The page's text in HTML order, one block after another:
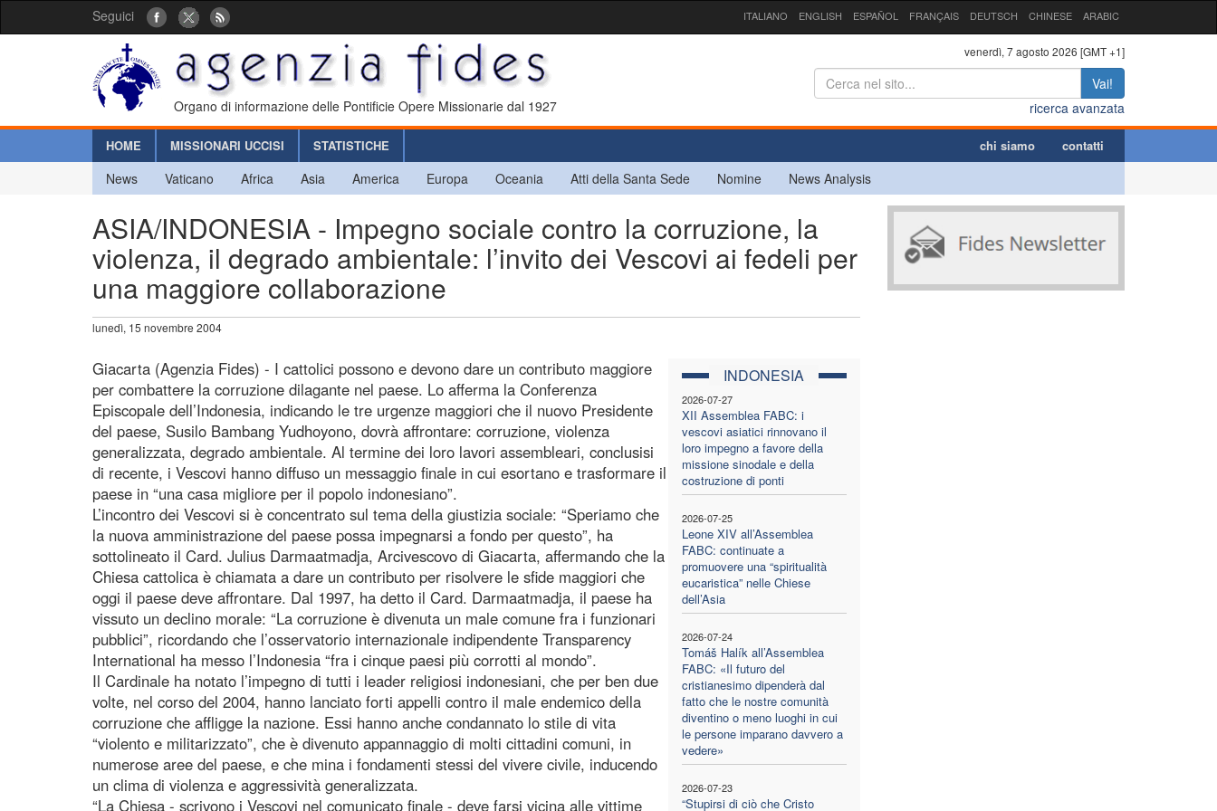
Seguici ITALIANO ENGLISH ESPAÑOL FRANÇAIS DEUTSCH CHINESE ARABIC
Organo di informazione delle Pontificie Opere Missionarie dal 1927
venerdì, 7 agosto 2026 [GMT +1]
Vai!
ricerca avanzata
HOME MISSIONARI UCCISI STATISTICHE chi siamo contatti
News Vaticano Africa Asia America Europa Oceania Atti della Santa Sede Nomine News Analysis
ASIA/INDONESIA - Impegno sociale contro la corruzione, la
violenza, il degrado ambientale: l’invito dei Vescovi ai fedeli per
una maggiore collaborazione
lunedì, 15 novembre 2004
INDONESIA
2026-07-27
XII Assemblea FABC: i
vescovi asiatici rinnovano il
loro impegno a favore della
missione sinodale e della
costruzione di ponti
2026-07-25
Leone XIV all’Assemblea
FABC: continuate a
promuovere una “spiritualità
eucaristica” nelle Chiese
dell’Asia
2026-07-24
Tomáš Halík all’Assemblea
FABC: «Il futuro del
cristianesimo dipenderà dal
fatto che le nostre comunità
diventino o meno luoghi in cui
le persone imparano davvero a
vedere»
2026-07-23
“Stupirsi di ciò che Cristo
Giacarta (Agenzia Fides) - I cattolici possono e devono dare un contributo maggiore
per combattere la corruzione dilagante nel paese. Lo afferma la Conferenza
Episcopale dell’Indonesia, indicando le tre urgenze maggiori che il nuovo Presidente
del paese, Susilo Bambang Yudhoyono, dovrà affrontare: corruzione, violenza
generalizzata, degrado ambientale. Al termine dei loro lavori assembleari, conclusisi
di recente, i Vescovi hanno diffuso un messaggio finale in cui esortano e trasformare il
paese in “una casa migliore per il popolo indonesiano”.
L’incontro dei Vescovi si è concentrato sul tema della giustizia sociale: “Speriamo che
la nuova amministrazione del paese possa impegnarsi a fondo per questo”, ha
sottolineato il Card. Julius Darmaatmadja, Arcivescovo di Giacarta, affermando che la
Chiesa cattolica è chiamata a dare un contributo per risolvere le sfide maggiori che
oggi il paese deve affrontare. Dal 1997, ha detto il Card. Darmaatmadja, il paese ha
vissuto un declino morale: “La corruzione è divenuta un male comune fra i funzionari
pubblici”, ricordando che l’osservatorio internazionale indipendente Transparency
International ha messo l’Indonesia “fra i cinque paesi più corrotti al mondo”.
Il Cardinale ha notato l’impegno di tutti i leader religiosi indonesiani, che per ben due
volte, nel corso del 2004, hanno lanciato forti appelli contro il male endemico della
corruzione che affligge la nazione. Essi hanno anche condannato lo stile di vita
“violento e militarizzato”, che è divenuto appannaggio di molti cittadini comuni, in
numerose aree del paese, e che mina i fondamenti stessi del vivere civile, inducendo
un clima di violenza e aggressività generalizzata.
“La Chiesa - scrivono i Vescovi nel comunicato finale - deve farsi vicina alle vittime